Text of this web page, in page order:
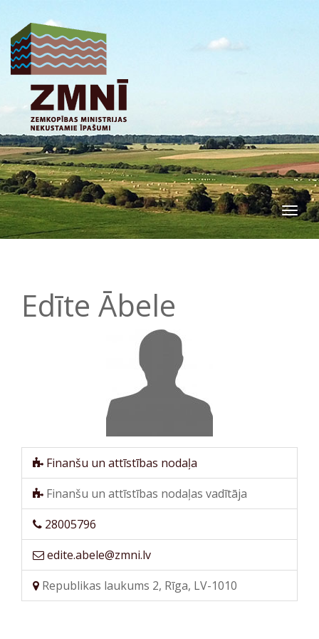
Edīte Ābele
Finanšu un attīstības nodaļa
Finanšu un attīstības nodaļas vadītāja
28005796
edite.abele@zmni.lv
Republikas laukums 2, Rīga, LV-1010